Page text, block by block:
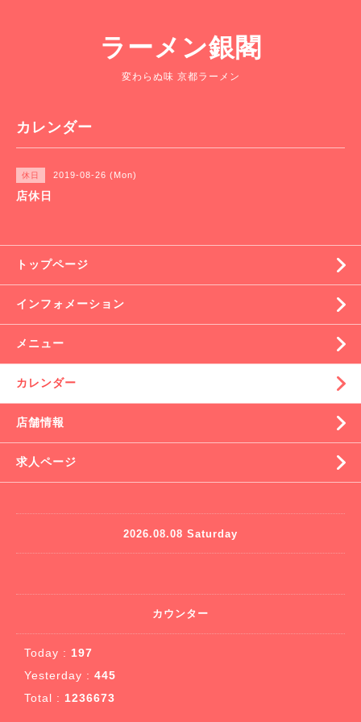
ラーメン銀閣
変わらぬ味 京都ラーメン
カレンダー
休日 2019-08-26 (Mon)
店休日
トップページ
インフォメーション
メニュー
カレンダー
店舗情報
求人ページ
2026.08.08 Saturday
カウンター
Today : 197
Yesterday : 445
Total : 1236673